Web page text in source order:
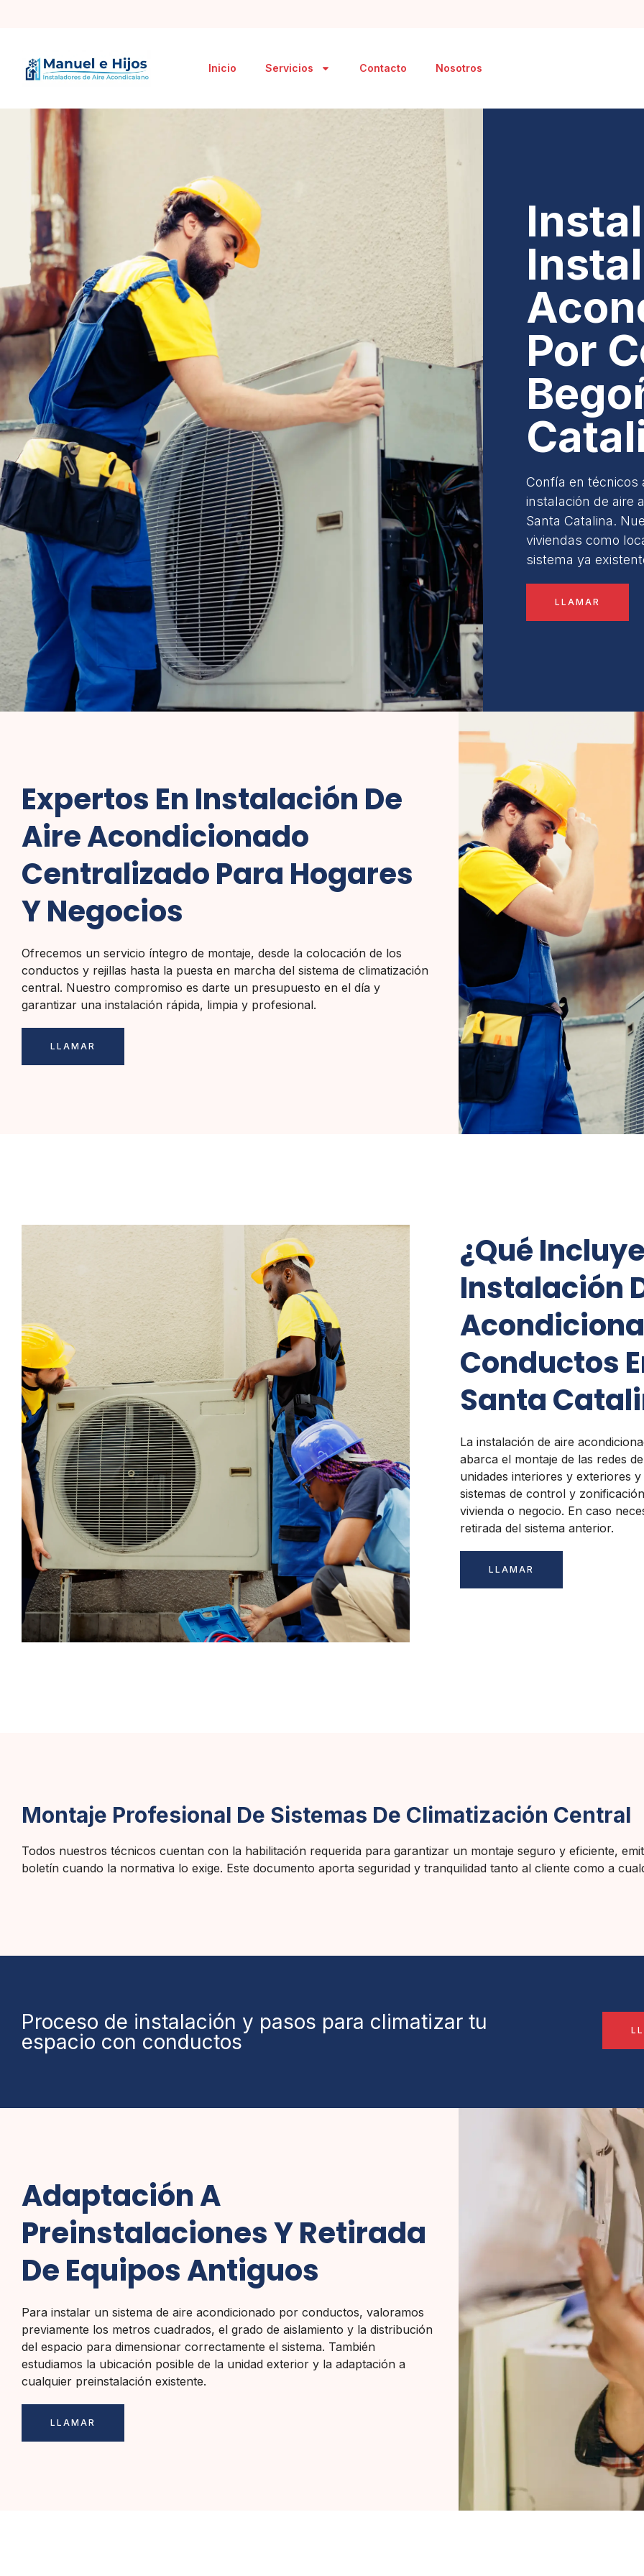
Inicio Servicios Contacto Nosotros
Por
Confía en técnicos
instalación de aire
Santa Catalina.
viviendas como
sistema ya
LLAMAR
Expertos En Instalación De
Aire Acondicionado
Centralizado Para Hogares
Y Negocios
Ofrecemos un servicio íntegro de montaje, desde la colocación de los
conductos y rejillas hasta la puesta en marcha del sistema de climatización
central. Nuestro compromiso es darte un presupuesto en el día y
garantizar una instalación rápida, limpia y profesional.
LLAMAR
¿Qué
Instalación
Conductos
Santa
La instalación de aire
abarca el montaje de las redes
unidades interiores y exteriores
sistemas de control y
vivienda o negocio. En caso
retirada del sistema anterior.
LLAMAR
Montaje Profesional De Sistemas De Climatización Central
Todos nuestros técnicos cuentan con la habilitación requerida para garantizar un montaje seguro y eficiente,
boletín cuando la normativa lo exige. Este documento aporta seguridad y tranquilidad tanto al cliente como a
Proceso de instalación y pasos para climatizar tu
espacio con conductos
Adaptación A
Preinstalaciones Y Retirada
De Equipos Antiguos
Para instalar un sistema de aire acondicionado por conductos, valoramos
previamente los metros cuadrados, el grado de aislamiento y la distribución
del espacio para dimensionar correctamente el sistema. También
estudiamos la ubicación posible de la unidad exterior y la adaptación a
cualquier preinstalación existente.
LLAMAR